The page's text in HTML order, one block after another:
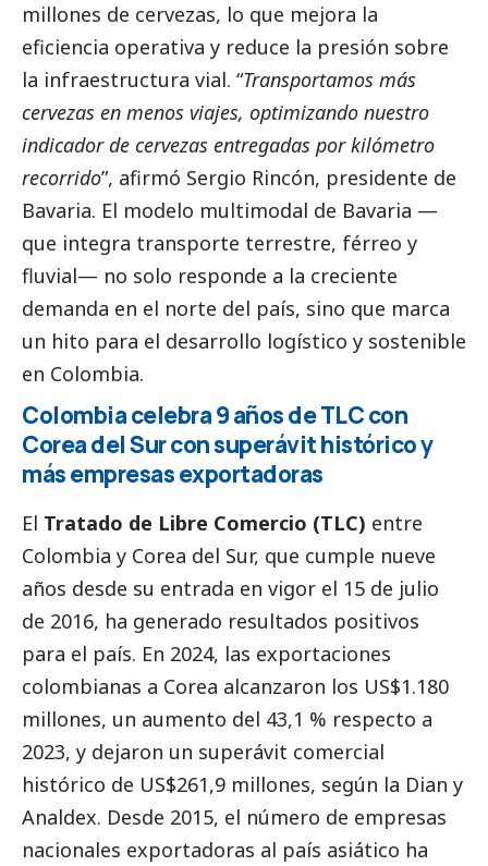
millones de cervezas, lo que mejora la
eficiencia operativa y reduce la presión sobre
la infraestructura vial. “Transportamos más
cervezas en menos viajes, optimizando nuestro
indicador de cervezas entregadas por kilómetro
recorrido”, afirmó Sergio Rincón, presidente de
Bavaria. El modelo multimodal de Bavaria —
que integra transporte terrestre, férreo y
fluvial— no solo responde a la creciente
demanda en el norte del país, sino que marca
un hito para el desarrollo logístico y sostenible
en Colombia.
Colombia celebra 9 años de TLC con
Corea del Sur con superávit histórico y
más empresas exportadoras
El Tratado de Libre Comercio (TLC) entre
Colombia y Corea del Sur, que cumple nueve
años desde su entrada en vigor el 15 de julio
de 2016, ha generado resultados positivos
para el país. En 2024, las exportaciones
colombianas a Corea alcanzaron los US$1.180
millones, un aumento del 43,1 % respecto a
2023, y dejaron un superávit comercial
histórico de US$261,9 millones, según la Dian y
Analdex. Desde 2015, el número de empresas
nacionales exportadoras al país asiático ha